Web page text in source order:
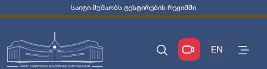
საიტი მუშაობს ტესტირების რეჟიმში
EN